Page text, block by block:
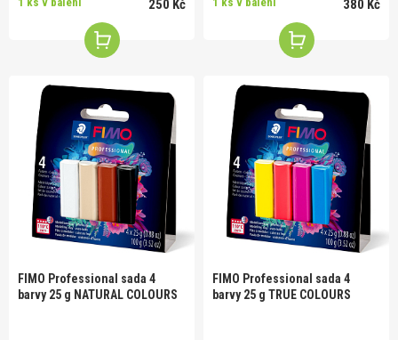
250 Kč 380 Kč
FIMO Professional sada 4
barvy 25 g NATURAL COLOURS
FIMO Professional sada 4
barvy 25 g TRUE COLOURS